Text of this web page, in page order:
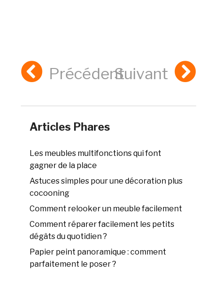
PrécédentSuivant
Articles Phares
Les meubles multifonctions qui font
gagner de la place
Astuces simples pour une décoration plus
cocooning
Comment relooker un meuble facilement
Comment réparer facilement les petits
dégâts du quotidien ?
Papier peint panoramique : comment
parfaitement le poser ?